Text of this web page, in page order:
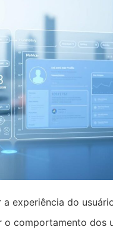
a experiência do
o comportamento dos